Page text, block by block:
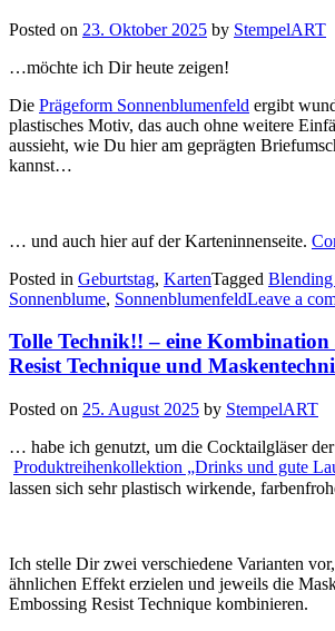
Posted on 23. Oktober 2025 by StempelART
…möchte ich Dir heute zeigen!
Die Prägeform Sonnenblumenfeld ergibt
plastisches Motiv, das auch ohne weitere
aussieht, wie Du hier am geprägten
kannst…
… und auch hier auf der Karteninnenseite.
Posted in Geburtstag, KartenTagged Blending
Sonnenblume, SonnenblumenfeldLeave a
Tolle Technik!! – eine Kombination
Resist Technique und
Posted on 25. August 2025 by StempelART
… habe ich genutzt, um die Cocktailgläser der
Produktreihenkollektion „Drinks und gute
lassen sich sehr plastisch wirkende,
Ich stelle Dir zwei verschiedene Varianten
ähnlichen Effekt erzielen und jeweils die
Embossing Resist Technique kombinieren.